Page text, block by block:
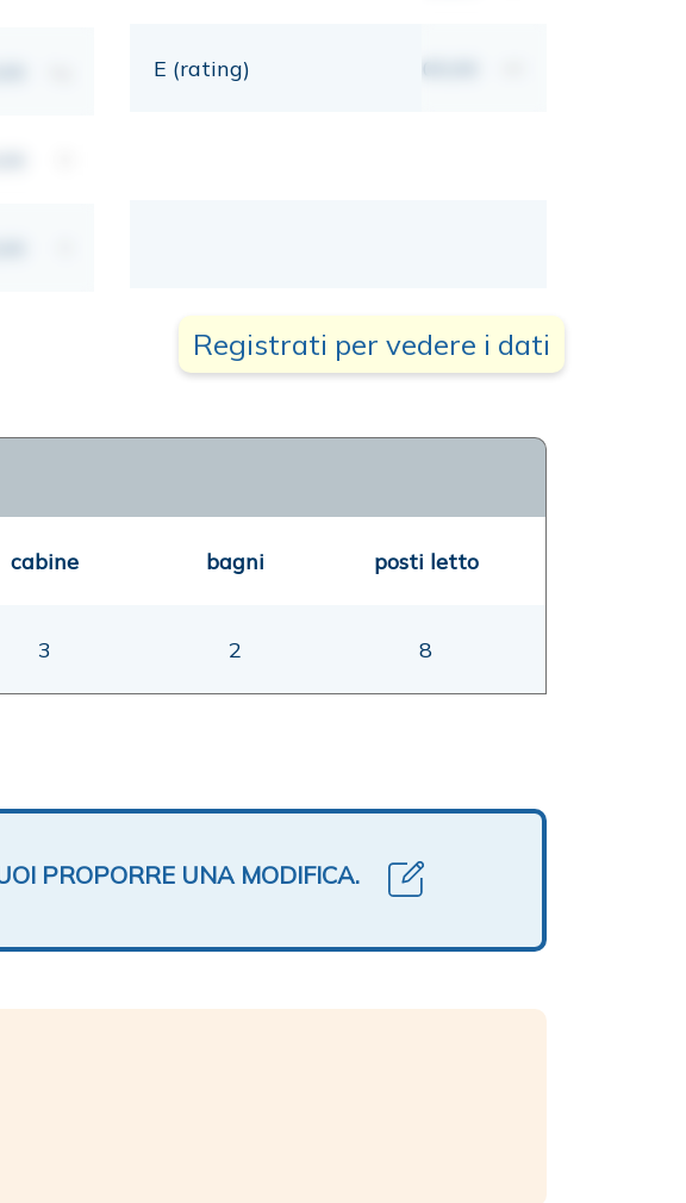
E (rating) 00,00
Registrati per vedere i dati
cabine bagni posti letto
3 2 8
PROPORRE UNA MODIFICA.